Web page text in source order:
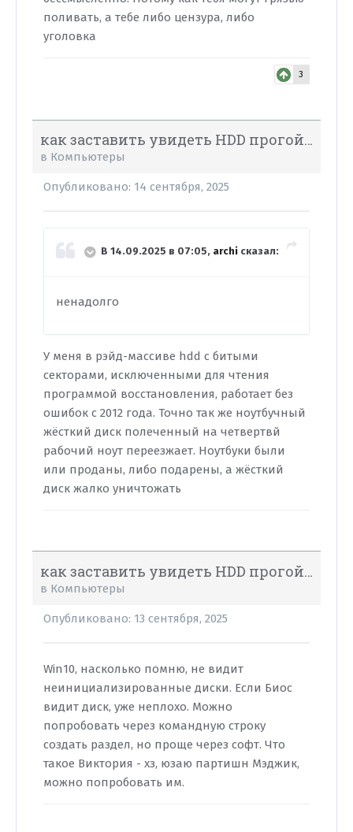
поливать, а тебе либо цензура, либо
уголовка
3
как заставить увидеть HDD прогой Victoria?
в Компьютеры
Опубликовано: 14 сентября, 2025
В 14.09.2025 в 07:05, archi сказал:
ненадолго
У меня в рэйд-массиве hdd с битыми
секторами, исключенными для чтения
программой восстановления, работает без
ошибок с 2012 года. Точно так же ноутбучный
жёсткий диск полеченный на четвертвй
рабочий ноут переезжает. Ноутбуки были
или проданы, либо подарены, а жёсткий
диск жалко уничтожать
как заставить увидеть HDD прогой Victoria?
в Компьютеры
Опубликовано: 13 сентября, 2025
Win10, насколько помню, не видит
неинициализированные диски. Если Биос
видит диск, уже неплохо. Можно
попробовать через командную строку
создать раздел, но проще через софт. Что
такое Виктория - хз, юзаю партишн Мэджик,
можно попробовать им.